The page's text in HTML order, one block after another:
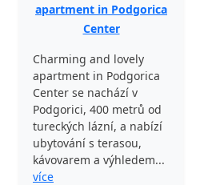
apartment in Podgorica
Center
Charming and lovely
apartment in Podgorica
Center se nachází v
Podgorici, 400 metrů od
tureckých lázní, a nabízí
ubytování s terasou,
kávovarem a výhledem...
více